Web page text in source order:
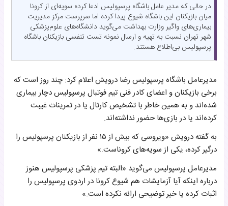
در حالی که مدیر عامل باشگاه پرسپولیس ادعا کرده سویه‌ای از کرونا
میان بازیکنان این باشگاه شیوع پیدا کرده اما سرپرست مرکز مدیریت
بیماری‌های واگیر وزارت بهداشت می‌گوید دانشگاه‌های علوم‌پزشکی
شهر تهران نسبت به تهیه و ارسال نمونه تست تنفسی بازیکنان باشگاه
پرسپولیس بی‌اطلاع هستند.
مدیرعامل باشگاه پرسپولیس رضا درویش اعلام کرد: چند روز است که
برخی بازیکنان و اعضای کادر فنی تیم فوتبال پرسپولیس دچار بیماری
شده‌اند و به همین خاطر با تشخیص کارتال یا در تمرینات غیبت
کرده‌اند یا در بازی‌ها حضور نداشته‌اند.
به گفته درویش «ویروسی که بیش از ۱۵ نفر از بازیکنان پرسپولیس را
درگیر کرده، یکی از سویه‌های کروناست.»
مدیرعامل پرسپولیس می‌گوید «البته تیم پزشکی پرسپولیس هنوز
درباره اینکه آیا آزمایشات هم شیوع کرونا در اردوی پرسپولیس را
اثبات کرده یا خیر توضیحی ارائه نکرده است.»